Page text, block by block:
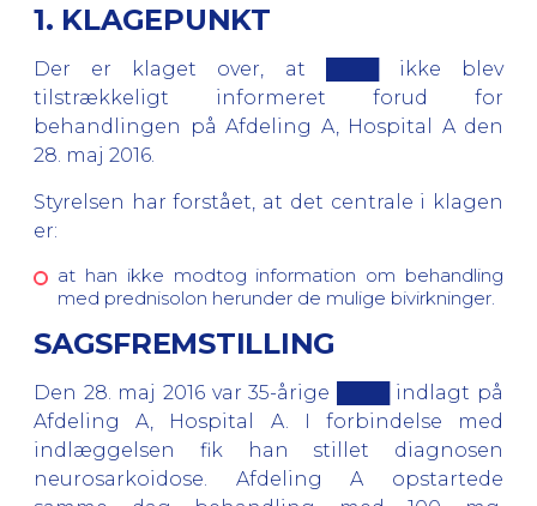
1. KLAGEPUNKT
Der er klaget over, at ████ ikke blev
tilstrækkeligt informeret forud for
behandlingen på Afdeling A, Hospital A den
28. maj 2016.
Styrelsen har forstået, at det centrale i klagen
er:
at han ikke modtog information om behandling
med prednisolon herunder de mulige bivirkninger.
SAGSFREMSTILLING
Den 28. maj 2016 var 35-årige ████ indlagt på
Afdeling A, Hospital A. I forbindelse med
indlæggelsen fik han stillet diagnosen
neurosarkoidose. Afdeling A opstartede